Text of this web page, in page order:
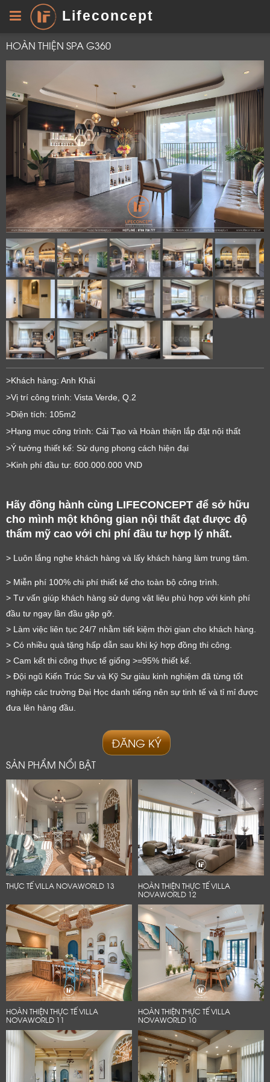
Lifeconcept
HOÀN THIỆN SPA G360
>Khách hàng: Anh Khải
>Vị trí công trình: Vista Verde, Q.2
>Diện tích: 105m2
>Hạng mục công trình: Cải Tạo và Hoàn thiện lắp đặt nội thất
>Ý tưởng thiết kế: Sử dụng phong cách hiện đại
>Kinh phí đầu tư: 600.000.000 VND
Hãy đồng hành cùng LIFECONCEPT để sở hữu
cho mình một không gian nội thất đạt được độ
thẩm mỹ cao với chi phí đầu tư hợp lý nhất.
> Luôn lắng nghe khách hàng và lấy khách hàng làm trung tâm.
> Miễn phí 100% chi phí thiết kế cho toàn bộ công trình.
> Tư vấn giúp khách hàng sử dụng vật liệu phù hợp với kinh phí
đầu tư ngay lần đầu gặp gỡ.
> Làm việc liên tục 24/7 nhằm tiết kiệm thời gian cho khách hàng.
> Có nhiều quà tặng hấp dẫn sau khi ký hợp đồng thi công.
> Cam kết thi công thực tế giống >=95% thiết kế.
> Đội ngũ Kiến Trúc Sư và Kỹ Sư giàu kinh nghiệm đã từng tốt
nghiệp các trường Đại Học danh tiếng nên sự tinh tế và tỉ mỉ được
đưa lên hàng đầu.
ĐĂNG KÝ
SẢN PHẨM NỔI BẬT
THỰC TẾ VILLA NOVAWORLD 13
HOÀN THIỆN THỰC TẾ VILLA
NOVAWORLD 12
HOÀN THIỆN THỰC TẾ VILLA
NOVAWORLD 11
HOÀN THIỆN THỰC TẾ VILLA
NOVAWORLD 10
LỜI CẢM ƠN
LIFECONCEPT
Cảm ơn quý khách đã để lại thông tin.
Chúng tôi sẽ liên hệ lại trong thời gian sớm nhất